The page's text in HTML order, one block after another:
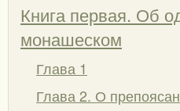
Книга первая. Об
монашеском
Глава 1
Глава 2. О